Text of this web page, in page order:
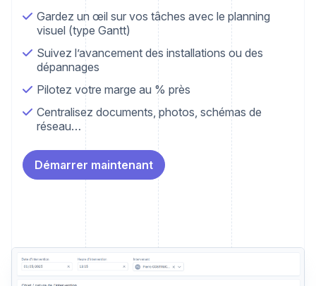
Gardez un œil sur vos tâches avec le planning
visuel (type Gantt)
Suivez l’avancement des installations ou des
dépannages
Pilotez votre marge au % près
Centralisez documents, photos, schémas de
réseau…
Démarrer maintenant